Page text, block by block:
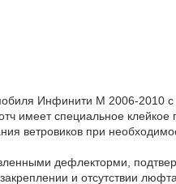
Инфинити М 2006-
имеет специальное клейкое
ветровиков при
дефлекторми,
и отсутствии